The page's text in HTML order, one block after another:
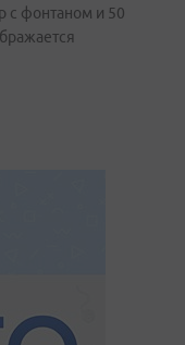
с фонтаном и 50